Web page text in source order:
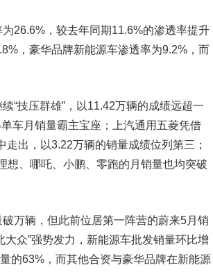
，较去年同期11.6%的渗透率提升
，豪华品牌新能源车渗透率为9.2%，而
“技压群雄”，以11.42万辆的成绩远超一
车月销量霸主宝座；
上汽通用五菱凭借
走出，以3.22万辆的销量成绩位列第三；
想、哪吒、 小鹏 、零跑的月销量也均突破
万辆，但此前位居第一阵营的蔚来5月销
众”强势发力，新能源车批发销量环比增
的63%，而其他合资与豪华品牌在新能源